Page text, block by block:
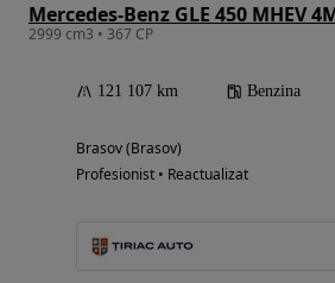
Mercedes-Benz GLE 450 MHEV
2999 cm3 • 367 CP
121 107 km Benzina
Brasov (Brasov)
Profesionist • Reactualizat